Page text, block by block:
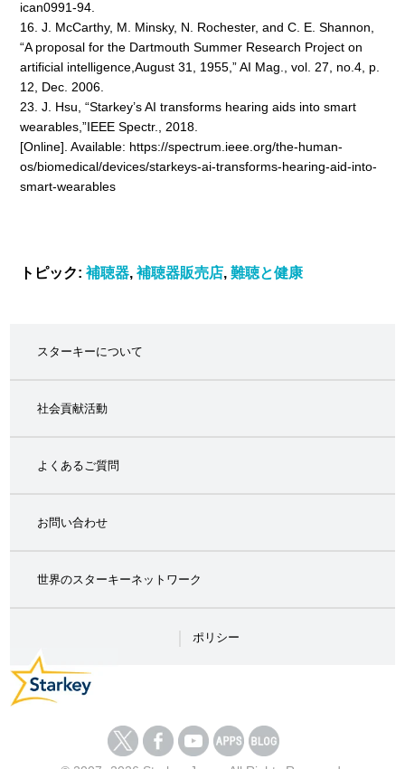
ican0991-94.
16. J. McCarthy, M. Minsky, N. Rochester, and C. E. Shannon,
“A proposal for the Dartmouth Summer Research Project on
artificial intelligence,August 31, 1955,” AI Mag., vol. 27, no.4, p.
12, Dec. 2006.
23. J. Hsu, “Starkey’s AI transforms hearing aids into smart
wearables,”IEEE Spectr., 2018.
[Online]. Available: https://spectrum.ieee.org/the-human-
os/biomedical/devices/starkeys-ai-transforms-hearing-aid-into-
smart-wearables
トピック: 補聴器, 補聴器販売店, 難聴と健康
スターキーについて
社会貢献活動
よくあるご質問
お問い合わせ
世界のスターキーネットワーク
ポリシー